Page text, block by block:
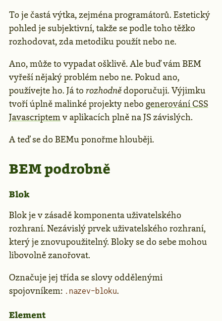
To je častá výtka, zejména programátorů. Estetický
pohled je subjektivní, takže se podle toho těžko
rozhodovat, zda metodiku použít nebo ne.
Ano, může to vypadat ošklivě. Ale buď vám BEM
vyřeší nějaký problém nebo ne. Pokud ano,
používejte ho. Já to rozhodnědoporučuji. Výjimku
tvoří úplně malinké projekty nebo generování CSS
Javascriptemv aplikacích plně na JS závislých.
A teď se do BEMu ponořme hlouběji.
BEM podrobně
Blok
Blok je v zásadě komponenta uživatelského
rozhraní. Nezávislý prvek uživatelského rozhraní,
který je znovupoužitelný. Bloky se do sebe mohou
libovolně zanořovat.
Označuje jej třída se slovy oddělenými
spojovníkem: .nazev-bloku.
Element